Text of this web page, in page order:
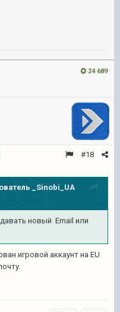
24 689
#18
_Sinobi_UA
новый Email или
игровой аккаунт на EU